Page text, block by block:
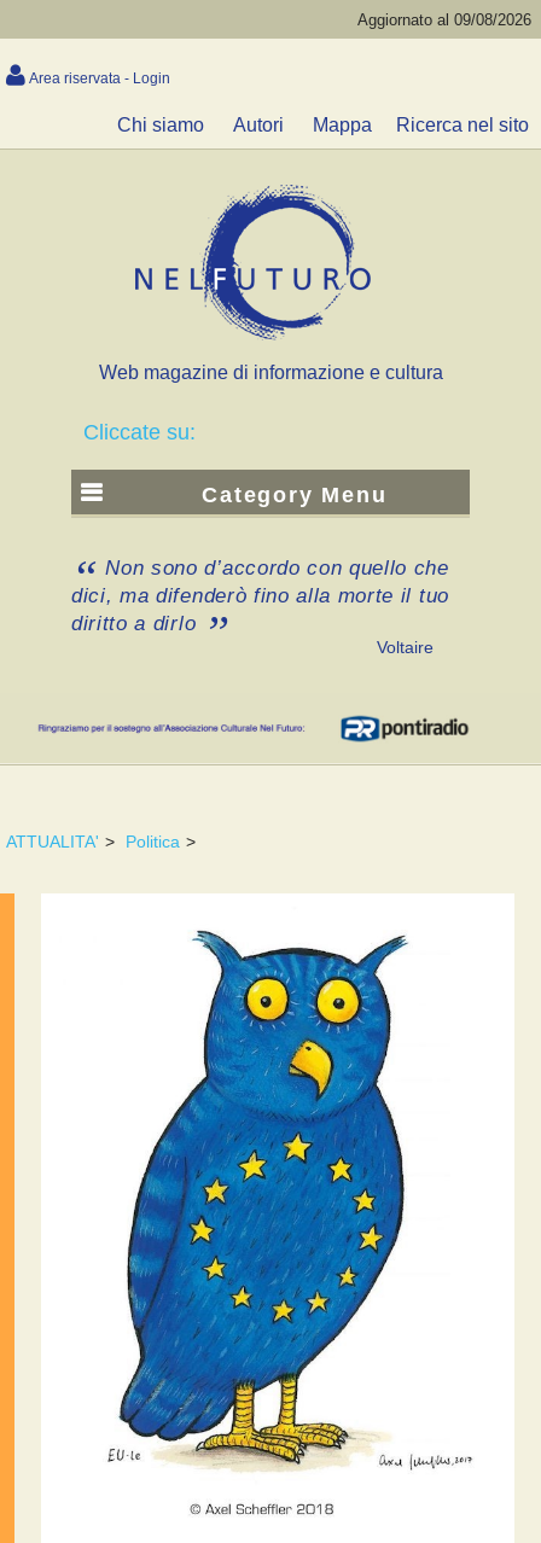
Aggiornato al 09/08/2026
Area riservata - Login
Chi siamo Autori Mappa Ricerca nel sito
Web magazine di informazione e cultura
Cliccate su:
Category Menu
Non sono d’accordo con quello che
dici, ma difenderò fino alla morte il tuo
diritto a dirlo
Voltaire
ATTUALITA' > Politica >